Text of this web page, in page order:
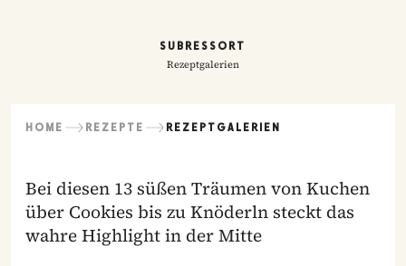
SUBRESSORT
Rezeptgalerien
HOME REZEPTE REZEPTGALERIEN
Bei diesen 13 süßen Träumen von Kuchen
über Cookies bis zu Knöderln steckt das
wahre Highlight in der Mitte